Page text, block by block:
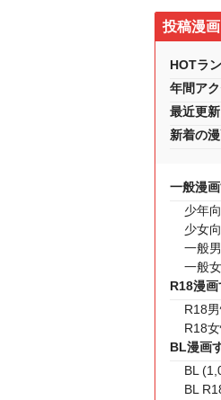
投稿漫画
HOTラ
年間ア
最近更
新着の
一般漫
少年
少女
一般
一般
R18漫
R18
R18
BL漫画
BL
BL